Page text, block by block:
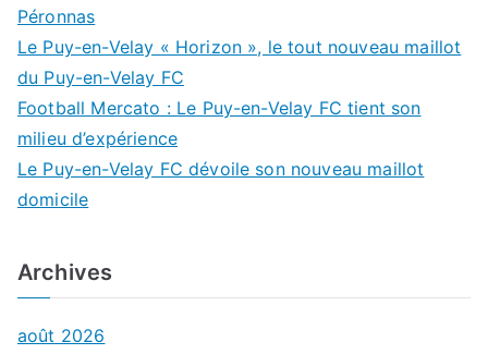
Péronnas
Le Puy-en-Velay « Horizon », le tout nouveau maillot
du Puy-en-Velay FC
Football Mercato : Le Puy-en-Velay FC tient son
milieu d’expérience
Le Puy-en-Velay FC dévoile son nouveau maillot
domicile
Archives
août 2026